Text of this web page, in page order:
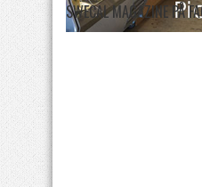
SWECAL MAGAZINE PÅ